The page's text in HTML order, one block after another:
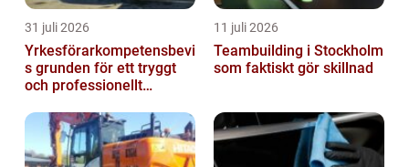
31 juli 2026
Yrkesförarkompetensbevi
s grunden för ett tryggt
och professionellt
11 juli 2026
Teambuilding i Stockholm
som faktiskt gör skillnad